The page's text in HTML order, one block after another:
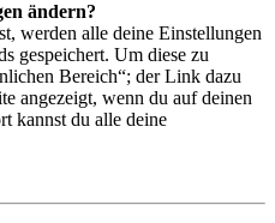
ändern?
werden alle deine Einstellungen
gespeichert. Um diese zu
Bereich“; der Link dazu
angezeigt, wenn du auf deinen
kannst du alle deine